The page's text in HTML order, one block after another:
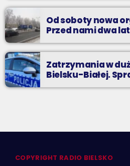
Od soboty nowa
Przed nami dwa
Zatrzymania w
Bielsku-Białej.
COPYRIGHT RADIO BIELSKO